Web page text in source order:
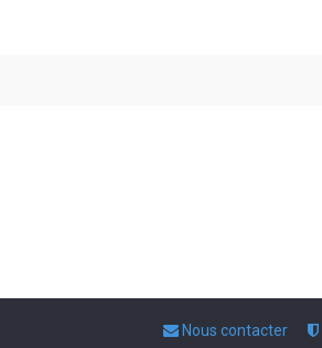
Nous contacter